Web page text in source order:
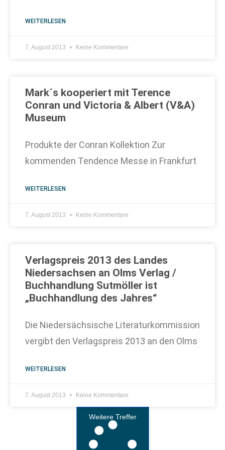
WEITERLESEN
7. August 2013 Keine Kommentare
Mark´s kooperiert mit Terence
Conran und Victoria & Albert (V&A)
Museum
Produkte der Conran Kollektion Zur
kommenden Tendence Messe in Frankfurt
WEITERLESEN
7. August 2013 Keine Kommentare
Verlagspreis 2013 des Landes
Niedersachsen an Olms Verlag /
Buchhandlung Sutmöller ist
„Buchhandlung des Jahres“
Die Niedersächsische Literaturkommission
vergibt den Verlagspreis 2013 an den Olms
WEITERLESEN
7. August 2013 Keine Kommentare
Weitere Treffer